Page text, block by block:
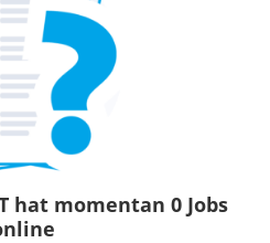
hat momentan 0 Jobs